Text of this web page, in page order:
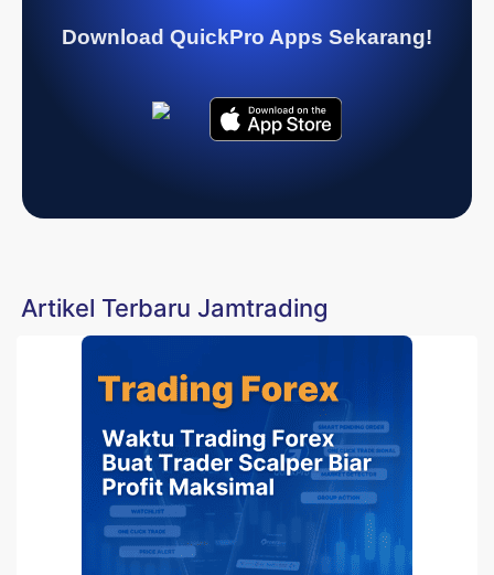
Download QuickPro Apps Sekarang!
Artikel Terbaru Jamtrading